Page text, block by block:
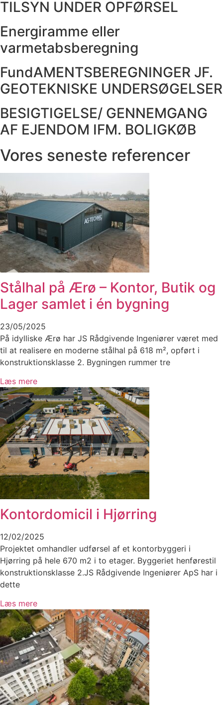
TILSYN UNDER OPFØRSEL
Energiramme eller
varmetabsberegning
FundAMENTSBEREGNINGER JF.
GEOTEKNISKE UNDERSØGELSER
BESIGTIGELSE/ GENNEMGANG
AF EJENDOM IFM. BOLIGKØB
Vores seneste referencer
Stålhal på Ærø – Kontor, Butik og
Lager samlet i én bygning
23/05/2025
På idylliske Ærø har JS Rådgivende Ingeniører været med
til at realisere en moderne stålhal på 618 m², opført i
konstruktionsklasse 2. Bygningen rummer tre
Læs mere
Kontordomicil i Hjørring
12/02/2025
Projektet omhandler udførsel af et kontorbyggeri i
Hjørring på hele 670 m2 i to etager. Byggeriet henførestil
konstruktionsklasse 2.JS Rådgivende Ingeniører ApS har i
dette
Læs mere